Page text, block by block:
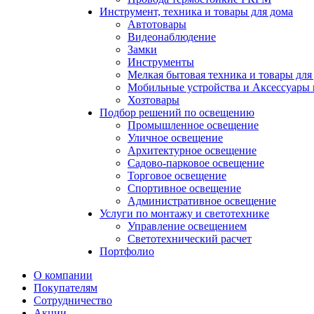
Инструмент, техника и товары для дома
Автотовары
Видеонаблюдение
Замки
Инструменты
Мелкая бытовая техника и товары для
Мобильные устройства и Аксессуары
Хозтовары
Подбор решений по освещению
Промышленное освещение
Уличное освещение
Архитектурное освещение
Садово-парковое освещение
Торговое освещение
Спортивное освещение
Административное освещение
Услуги по монтажу и светотехнике
Управление освещением
Светотехнический расчет
Портфолио
О компании
Покупателям
Сотрудничество